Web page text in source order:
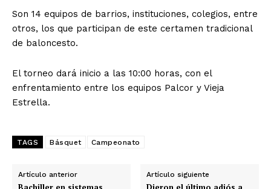
Son 14 equipos de barrios, instituciones, colegios, entre
otros, los que participan de este certamen tradicional
de baloncesto.
El torneo dará inicio a las 10:00 horas, con el
enfrentamiento entre los equipos Palcor y Vieja
Estrella.
TAGS Básquet Campeonato
Artículo anterior Artículo siguiente